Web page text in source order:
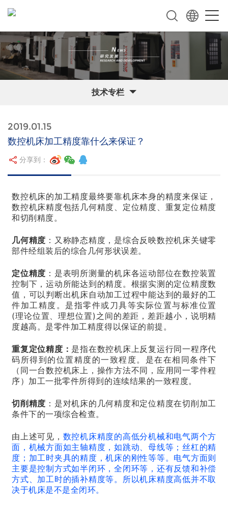
技术专栏
2019.01.15
数控机床加工精度靠什么来保证？
分享到：
数控机床的加工精度最终要靠机床本身的精度来保证，
数控机床精度包括几何精度、定位精度、重复定位精度
和切削精度。
几何精度 ：又称静态精度，是综合反映数控机床关键零
部件经组装后的综合几何形状误差。
定位精度 ：是表明所测量的机床各运动部位在数控装置
控制下，运动所能达到的精度。根据实测的定位精度数
值，可以判断出机床自动加工过程中能达到的最好的工
件加工精度。是指零件或刀具等实际位置与标准位置
(理论位置、理想位置)之间的差距，差距越小，说明精
度越高。是零件加工精度得以保证的前提。
重复定位精度： 是指在数控机床上反复运行同一程序代
码所得到的位置精度的一致程度。是在在相同条件下
（同一台数控机床上，操作方法不同，应用同一零件程
序）加工一批零件所得到的连续结果的一致程度。
切削精度 ：是对机床的几何精度和定位精度在切削加工
条件下的一项综合检查。
由上述可见， 数控机床精度的高低分机械和电气两个方
面，机械方面如主轴精度，如跳动、母线等；丝杠的精
度；加工时夹具的精度，机床的刚性等等。电气方面则
主要是控制方式如半闭环，全闭环等，还有反馈和补偿
方式、加工时的插补精度等。所以机床精度高低并不取
决于机床是不是全闭环。